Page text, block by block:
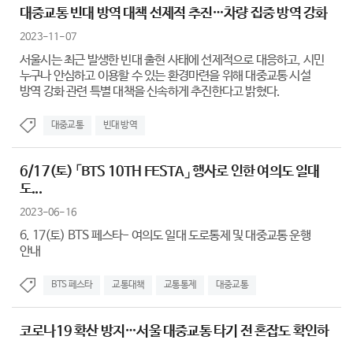
대중교통 빈대 방역 대책 선제적 추진…차량 집중 방역 강화
2023-11-07
서울시는 최근 발생한 빈대 출현 사태에 선제적으로 대응하고, 시민
누구나 안심하고 이용할 수 있는 환경마련을 위해 대중교통 시설
방역 강화 관련 특별 대책을 신속하게 추진한다고 밝혔다.
대중교통 빈대 방역
6/17(토) 「BTS 10TH FESTA」 행사로 인한 여의도 일대
도...
2023-06-16
6. 17(토) BTS 페스타- 여의도 일대 도로통제 및 대중교통 운행
안내
BTS 페스타 교통대책 교통통제 대중교통
코로나19 확산 방지…서울 대중교통 타기 전 혼잡도 확인하